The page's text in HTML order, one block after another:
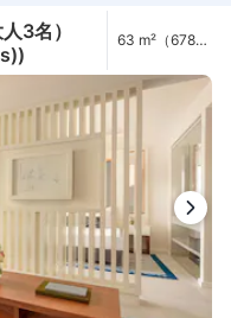
3名）
63 m²（678